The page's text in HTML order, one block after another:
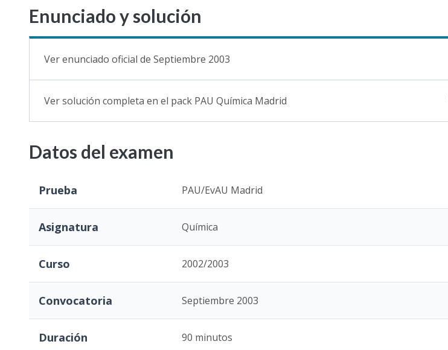
Enunciado y solución
Ver enunciado oficial de Septiembre 2003
Ver solución completa en el pack PAU Química Madrid
Datos del examen
Prueba PAU/EvAU Madrid
Asignatura Química
Curso 2002/2003
Convocatoria Septiembre 2003
Duración 90 minutos